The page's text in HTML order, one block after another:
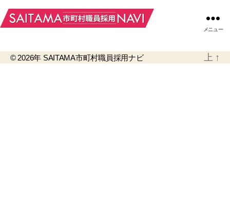
メニュー
© 2026年 SAITAMA市町村職員採用ナビ 上 ↑